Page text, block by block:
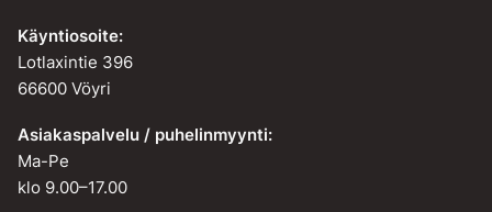
Käyntiosoite:
Lotlaxintie 396
66600 Vöyri
Asiakaspalvelu / puhelinmyynti:
Ma-Pe
klo 9.00–17.00